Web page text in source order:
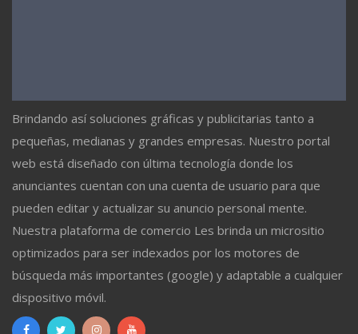
Brindando así soluciones gráficas y publicitarias tanto a
pequeñas, medianas y grandes empresas. Nuestro portal
web está diseñado con última tecnología donde los
anunciantes cuentan con una cuenta de usuario para que
pueden editar y actualizar su anuncio personal mente.
Nuestra plataforma de comercio Les brinda un micrositio
optimizados para ser indexados por los motores de
búsqueda más importantes (google) y adaptable a cualquier
dispositivo móvil.